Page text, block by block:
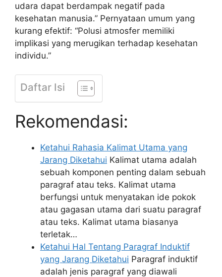
udara dapat berdampak negatif pada
kesehatan manusia.” Pernyataan umum yang
kurang efektif: “Polusi atmosfer memiliki
implikasi yang merugikan terhadap kesehatan
individu.”
Daftar Isi
Rekomendasi:
Ketahui Rahasia Kalimat Utama yang
Jarang Diketahui Kalimat utama adalah
sebuah komponen penting dalam sebuah
paragraf atau teks. Kalimat utama
berfungsi untuk menyatakan ide pokok
atau gagasan utama dari suatu paragraf
atau teks. Kalimat utama biasanya
terletak…
Ketahui Hal Tentang Paragraf Induktif
yang Jarang Diketahui Paragraf induktif
adalah jenis paragraf yang diawali